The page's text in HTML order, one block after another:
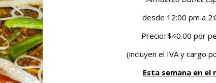
desde 12:00 pm a
Precio: $40.00 por
(incluyen el IVA y cargo
Esta semana en el